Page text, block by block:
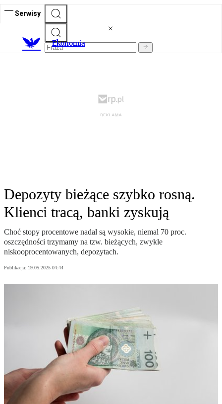
Serwisy
Ekonomia
Depozyty bieżące szybko rosną.
Klienci tracą, banki zyskują
Choć stopy procentowe nadal są wysokie, niemal 70 proc.
oszczędności trzymamy na tzw. bieżących, zwykle
niskooprocentowanych, depozytach.
Publikacja: 19.05.2025 04:44